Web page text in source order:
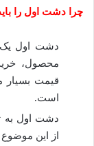
چرا دشت اول را
دشت اول یک
محصول،
قیمت بسیار
است.
دشت اول به
از این